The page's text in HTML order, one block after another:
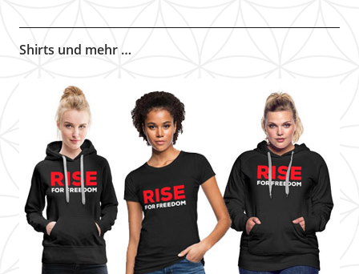
Shirts und mehr …